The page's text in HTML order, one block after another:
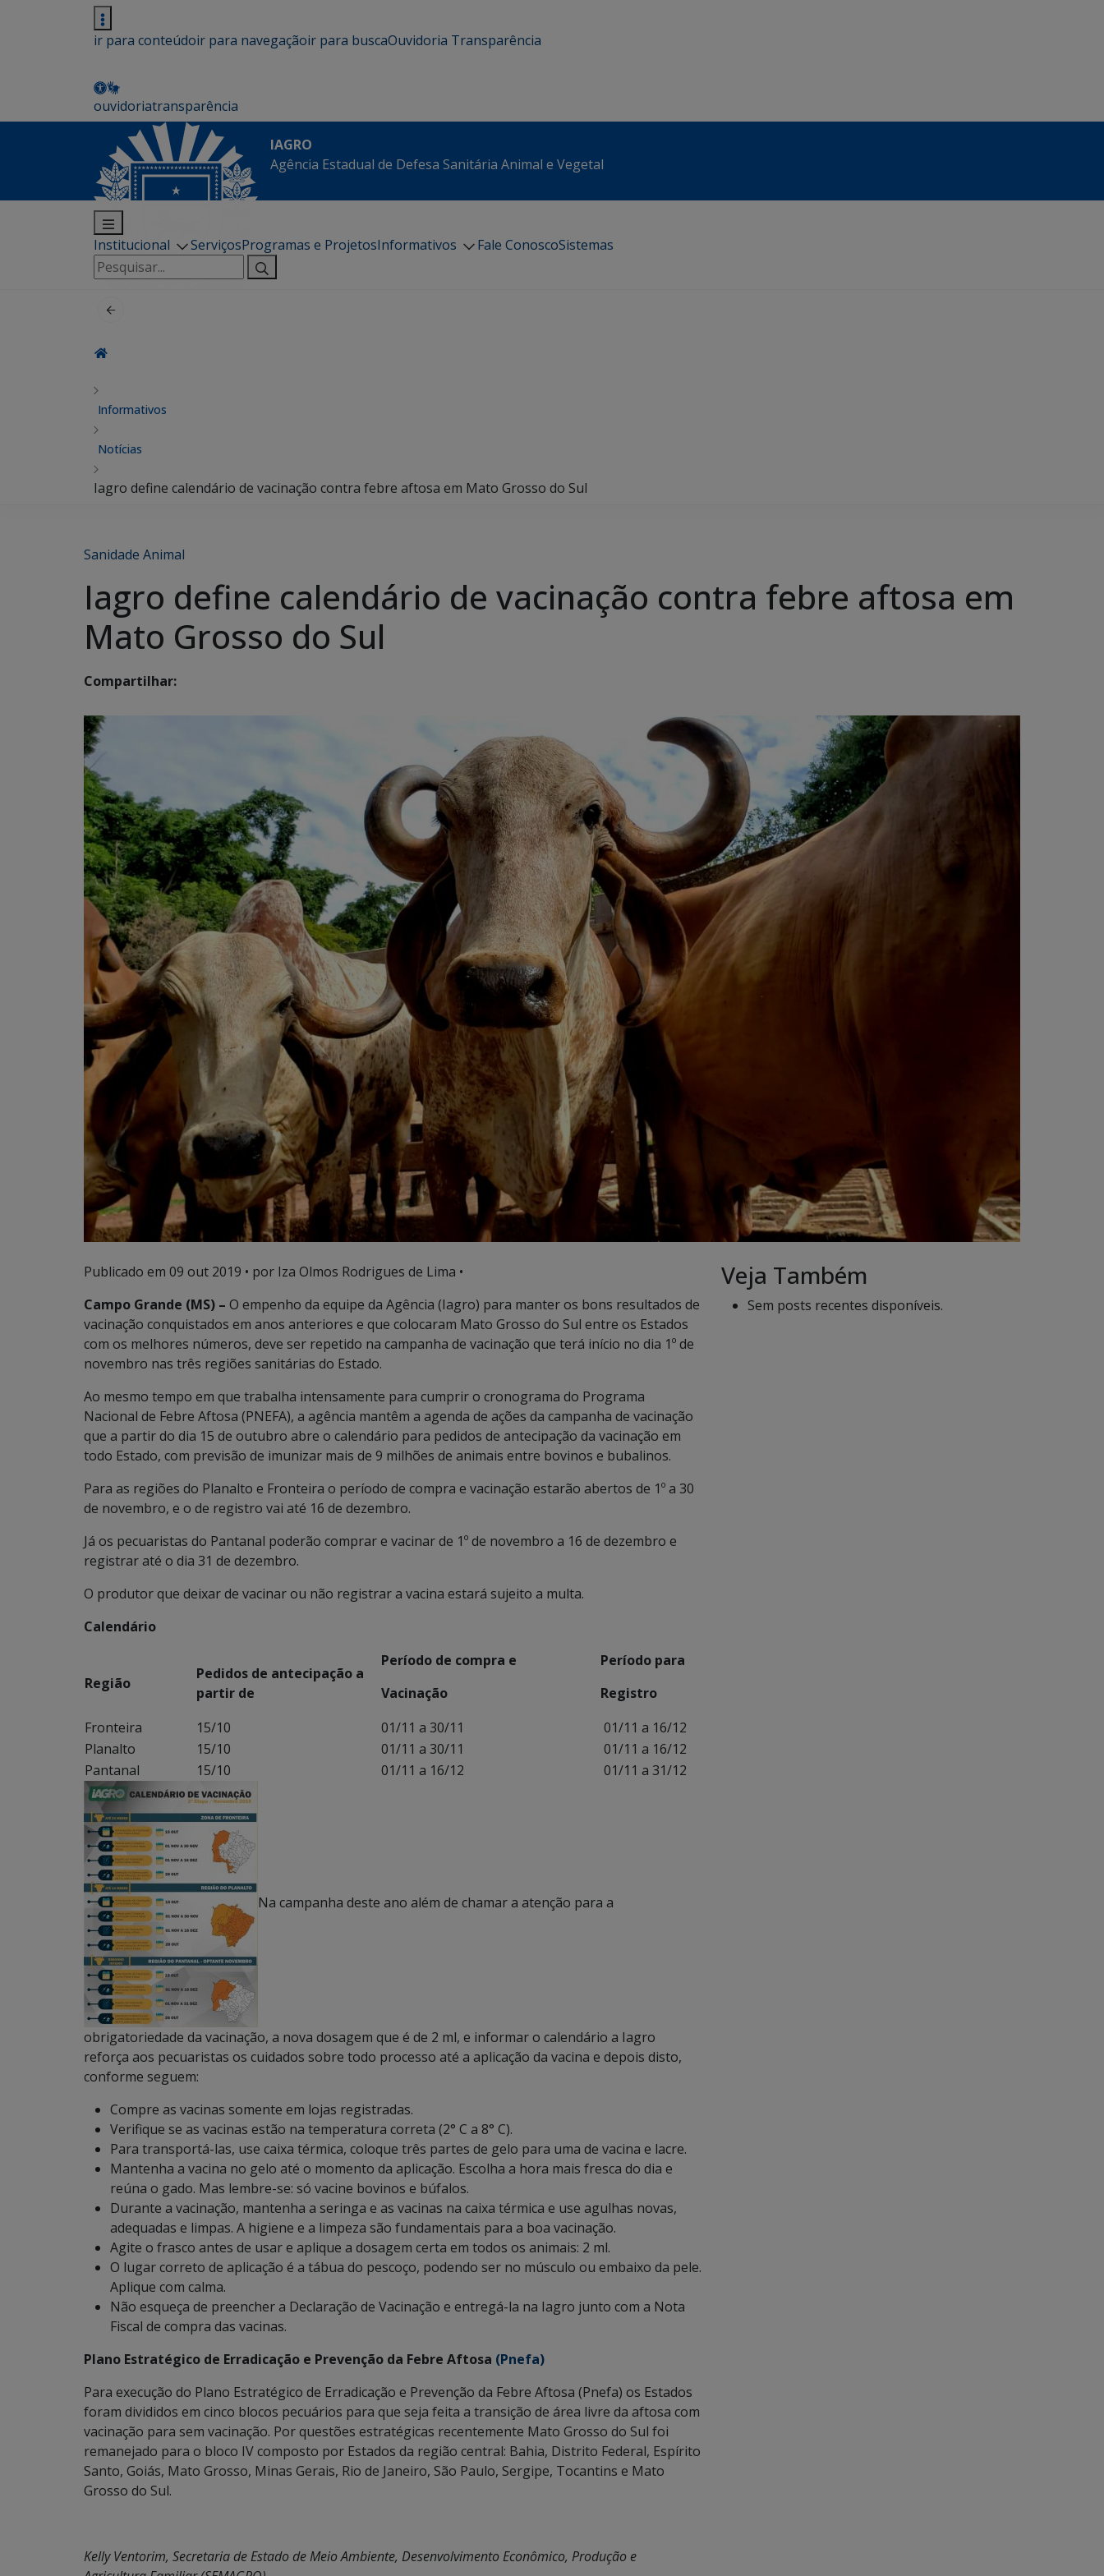
ir para conteúdoir para navegaçãoir para buscaOuvidoria Transparência
ouvidoriatransparência
IAGRO
Agência Estadual de Defesa Sanitária Animal e Vegetal
Institucional ServiçosProgramas e ProjetosInformativos Fale ConoscoSistemas
Pesquisar
por:
Informativos
Notícias
Iagro define calendário de vacinação contra febre aftosa em Mato Grosso do Sul
Sanidade Animal
Iagro define calendário de vacinação contra febre aftosa em
Mato Grosso do Sul
Compartilhar:
Publicado em 09 out 2019 • por Iza Olmos Rodrigues de Lima •
Campo Grande (MS) – O empenho da equipe da Agência (Iagro) para manter os bons resultados de
vacinação conquistados em anos anteriores e que colocaram Mato Grosso do Sul entre os Estados
com os melhores números, deve ser repetido na campanha de vacinação que terá início no dia 1º de
novembro nas três regiões sanitárias do Estado.
Ao mesmo tempo em que trabalha intensamente para cumprir o cronograma do Programa
Nacional de Febre Aftosa (PNEFA), a agência mantêm a agenda de ações da campanha de vacinação
que a partir do dia 15 de outubro abre o calendário para pedidos de antecipação da vacinação em
todo Estado, com previsão de imunizar mais de 9 milhões de animais entre bovinos e bubalinos.
Para as regiões do Planalto e Fronteira o período de compra e vacinação estarão abertos de 1º a 30
de novembro, e o de registro vai até 16 de dezembro.
Já os pecuaristas do Pantanal poderão comprar e vacinar de 1º de novembro a 16 de dezembro e
registrar até o dia 31 de dezembro.
O produtor que deixar de vacinar ou não registrar a vacina estará sujeito a multa.
Calendário
Região
Pedidos de antecipação a
partir de
Período de compra e
Vacinação
Período para
Registro
Fronteira
15/10 01/11 a 30/11
01/11 a 16/12
Planalto
15/10 01/11 a 30/11
01/11 a 16/12
Pantanal
15/10 01/11 a 16/12 01/11 a 31/12
Na campanha deste ano além de chamar a atenção para a
obrigatoriedade da vacinação, a nova dosagem que é de 2 ml, e informar o calendário a Iagro
reforça aos pecuaristas os cuidados sobre todo processo até a aplicação da vacina e depois disto,
conforme seguem:
Compre as vacinas somente em lojas registradas.
Verifique se as vacinas estão na temperatura correta (2° C a 8° C).
Para transportá-las, use caixa térmica, coloque três partes de gelo para uma de vacina e lacre.
Mantenha a vacina no gelo até o momento da aplicação. Escolha a hora mais fresca do dia e
reúna o gado. Mas lembre-se: só vacine bovinos e búfalos.
Durante a vacinação, mantenha a seringa e as vacinas na caixa térmica e use agulhas novas,
adequadas e limpas. A higiene e a limpeza são fundamentais para a boa vacinação.
Agite o frasco antes de usar e aplique a dosagem certa em todos os animais: 2 ml.
O lugar correto de aplicação é a tábua do pescoço, podendo ser no músculo ou embaixo da pele.
Aplique com calma.
Não esqueça de preencher a Declaração de Vacinação e entregá-la na Iagro junto com a Nota
Fiscal de compra das vacinas.
Plano Estratégico de Erradicação e Prevenção da Febre Aftosa (Pnefa)
Para execução do Plano Estratégico de Erradicação e Prevenção da Febre Aftosa (Pnefa) os Estados
foram divididos em cinco blocos pecuários para que seja feita a transição de área livre da aftosa com
vacinação para sem vacinação. Por questões estratégicas recentemente Mato Grosso do Sul foi
remanejado para o bloco IV composto por Estados da região central: Bahia, Distrito Federal, Espírito
Santo, Goiás, Mato Grosso, Minas Gerais, Rio de Janeiro, São Paulo, Sergipe, Tocantins e Mato
Grosso do Sul.
Kelly Ventorim, Secretaria de Estado de Meio Ambiente, Desenvolvimento Econômico, Produção e
Veja Também
Sem posts recentes disponíveis.